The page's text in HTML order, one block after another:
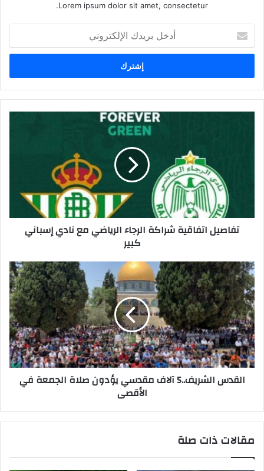
Lorem ipsum dolor sit amet, consectetur.
بريدك
الإلكتروني
تفاصيل اتفاقية شراكة الرجاء الرياضي مع نادي إسباني
كبير
القدس الشريف..5 آلاف مقدسي يؤدون صلاة الجمعة في
الأقصى
مقالات ذات صلة